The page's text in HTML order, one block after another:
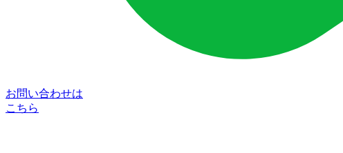
お問い合わせは
こちら